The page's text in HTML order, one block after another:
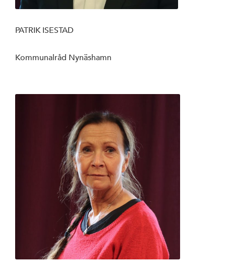
PATRIK ISESTAD
Kommunalråd Nynäshamn